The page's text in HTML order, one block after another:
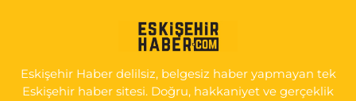
YENİDOĞAN MH.ŞEHİT SERKAN ÖZAYDIN CD.8 B ESKİ DEVLET
0 (222) 237 75 17 Yol Tarifi Al
Eskişehir Haber delilsiz, belgesiz haber yapmayan tek
Eskişehir haber sitesi. Doğru, hakkaniyet ve gerçeklik